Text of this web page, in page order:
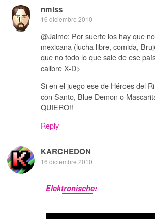
nmlss
16 diciembre 2010
@Jaime: Por suerte los hay que
mexicana (lucha libre, comida,
que no todo lo que sale de ese
calibre X-D>
Si en el juego ese de Héroes del
con Santo, Blue Demon o
QUIERO!!
Reply
KARCHEDON
16 diciembre 2010
Elektronische: